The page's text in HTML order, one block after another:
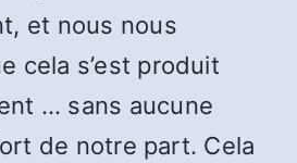
et nous nous
cela s’est produit
… sans aucune
de notre part. Cela